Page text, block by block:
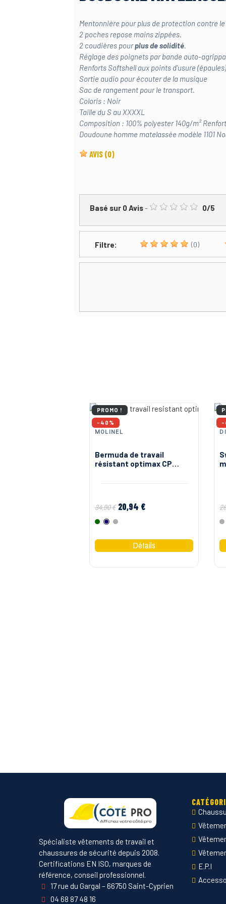
Mentonnière pour plus de protection contre
2 poches repose mains zippées.
2 coudières pourplus de solidité.
Réglage des poignets par bande auto-
Renforts Softshell aux points d'usure
Sortie audio pour écouter de la musique
Sac de rangement pour le transport.
Coloris : Noir
Taille du S au XXXXL
Composition : 100% polyester 140g/m²
Doudoune homme matelassée modèle 1101
AVIS (0)
Basé sur 0Avis- 0/5
Filtre: (0)
MOLINEL
Bermuda de travail
résistant optimax CP
34,90 € 20,94 €
VertMarine
Gris
PROMO !
-40%
-
Spécialiste vêtements de travail et
chaussures de sécurité depuis 2008.
Certifications EN ISO, marques de
référence, conseil professionnel.
17 rue du Gargal – 66750 Saint-Cyprien
04 68 87 48 16
E.P.I